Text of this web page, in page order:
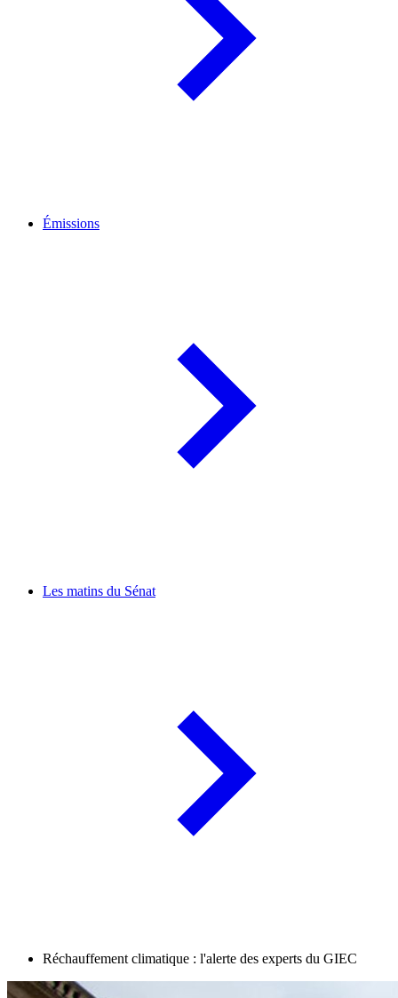
Émissions
Les matins du Sénat
Réchauffement climatique : l'alerte des experts du GIEC